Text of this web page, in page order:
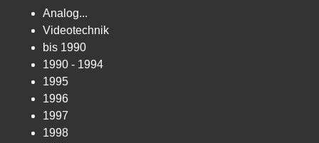
Analog...
Videotechnik
bis 1990
1990 - 1994
1995
1996
1997
1998